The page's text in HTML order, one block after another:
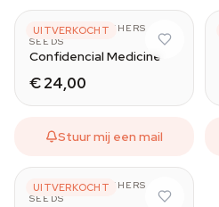
UITVERKOCHT
THE KUSH BROTHERS
SEEDS
Confidencial Medicine
€ 24,00
Stuur mij een mail
UITVERKOCHT
THE KUSH BROTHERS
SEEDS